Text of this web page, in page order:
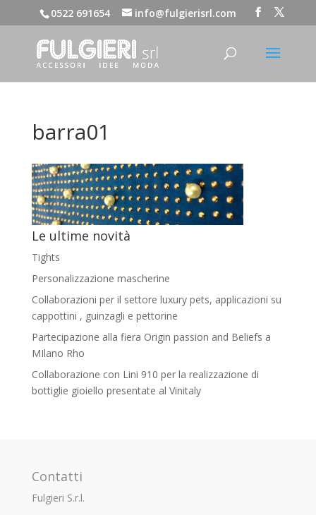
0522 691654 info@fulgierisrl.com
barra01
Le ultime novità
Tights
Personalizzazione mascherine
Collaborazioni per il settore luxury pets, applicazioni su
cappottini , guinzagli e pettorine
Partecipazione alla fiera Origin passion and Beliefs a
MIlano Rho
Collaborazione con Lini 910 per la realizzazione di
bottiglie gioiello presentate al Vinitaly
Contatti
Fulgieri S.r.l.